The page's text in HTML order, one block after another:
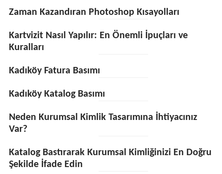
Zaman Kazandıran Photoshop Kısayolları
Kartvizit Nasıl Yapılır: En Önemli İpuçları ve
Kuralları
Kadıköy Fatura Basımı
Kadıköy Katalog Basımı
Neden Kurumsal Kimlik Tasarımına İhtiyacınız
Var?
Katalog Bastırarak Kurumsal Kimliğinizi En Doğru
Şekilde İfade Edin